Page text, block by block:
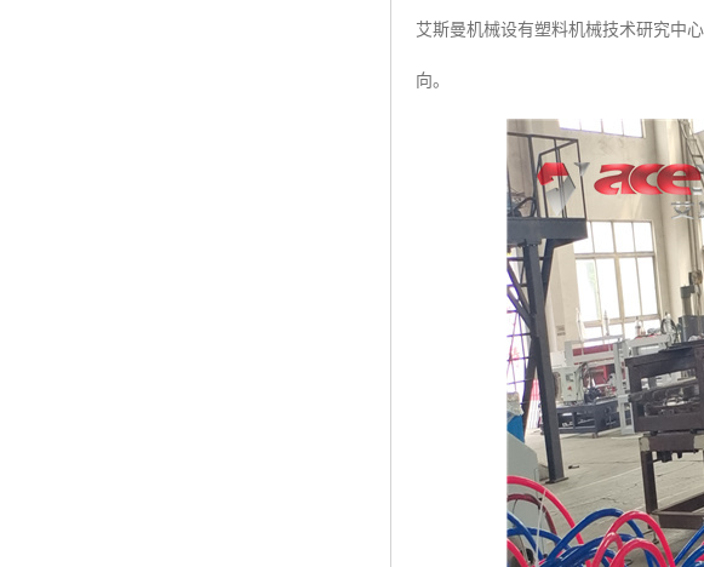
艾斯曼机械设有塑料机械技术研究中
向。